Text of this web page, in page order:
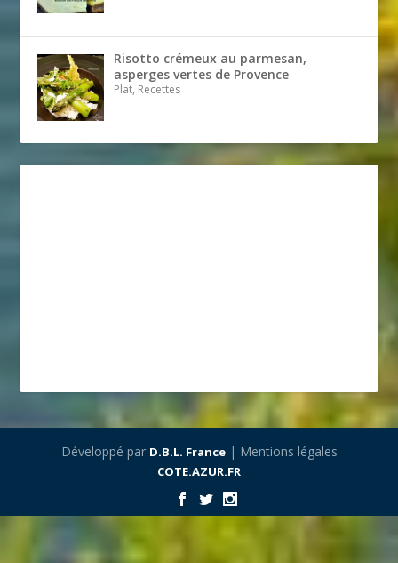
Risotto crémeux au parmesan,
asperges vertes de Provence
Plat, Recettes
Développé par D.B.L. France| Mentions légales
COTE.AZUR.FR